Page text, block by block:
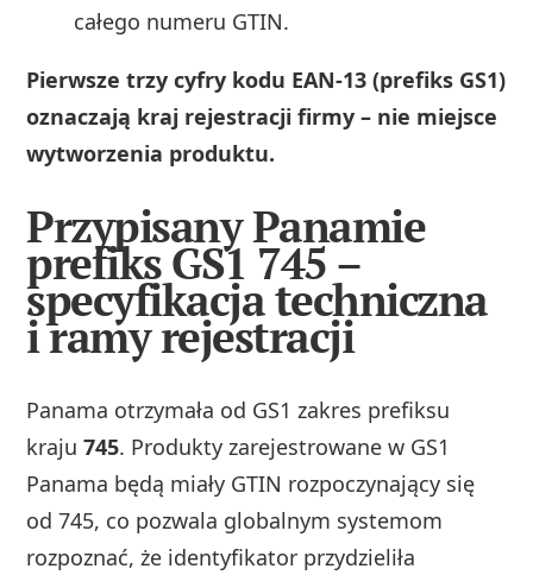
całego numeru GTIN.
Pierwsze trzy cyfry kodu EAN-13 (prefiks GS1)
oznaczają kraj rejestracji firmy – nie miejsce
wytworzenia produktu.
Przypisany Panamie
prefiks GS1 745 –
specyfikacja techniczna
i ramy rejestracji
Panama otrzymała od GS1 zakres prefiksu
kraju745. Produkty zarejestrowane w GS1
Panama będą miały GTIN rozpoczynający się
od 745, co pozwala globalnym systemom
rozpoznać, że identyfikator przydzieliła